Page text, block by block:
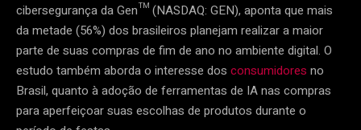
cibersegurança da Gen™ (NASDAQ: GEN), aponta que mais
da metade (56%) dos brasileiros planejam realizar a maior
parte de suas compras de fim de ano no ambiente digital. O
estudo também aborda o interesse dos consumidores no
Brasil, quanto à adoção de ferramentas de IA nas compras
para aperfeiçoar suas escolhas de produtos durante o